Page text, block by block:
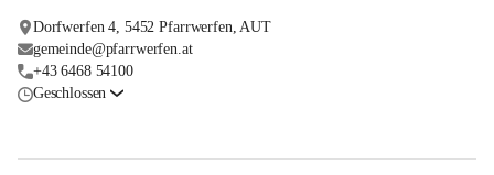
Dorfwerfen 4, 5452 Pfarrwerfen, AUT
gemeinde@pfarrwerfen.at
+43 6468 54100
Geschlossen